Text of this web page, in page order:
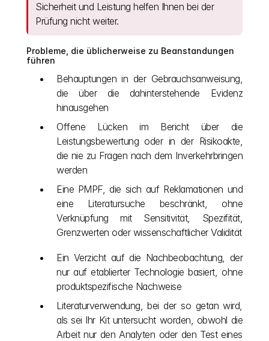
Sicherheit und Leistung helfen Ihnen bei der
Prüfung nicht weiter.
Probleme, die üblicherweise zu Beanstandungen
führen
Behauptungen in der Gebrauchsanweisung,
die über die dahinterstehende Evidenz
hinausgehen
Offene Lücken im Bericht über die
Leistungsbewertung oder in der Risikoakte,
die nie zu Fragen nach dem Inverkehrbringen
werden
Eine PMPF, die sich auf Reklamationen und
eine Literatursuche beschränkt, ohne
Verknüpfung mit Sensitivität, Spezifität,
Grenzwerten oder wissenschaftlicher Validität
Ein Verzicht auf die Nachbeobachtung, der
nur auf etablierter Technologie basiert, ohne
produktspezifische Nachweise
Literaturverwendung, bei der so getan wird,
als sei Ihr Kit untersucht worden, obwohl die
Arbeit nur den Analyten oder den Test eines